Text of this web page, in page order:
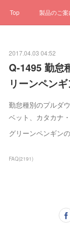
Top 製品のご案
2017.04.03 04:52
Q-1495 勤怠
リーンペン
勤怠種別のプルダ
ベット、カタカナ
グリーンペンギン
FAQ(2191)